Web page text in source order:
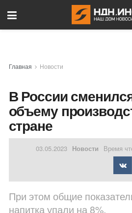
Главная Новости
В России
объему
стране
03.05.2023 Новости Время
При этом общие
напитка упали на 8%.